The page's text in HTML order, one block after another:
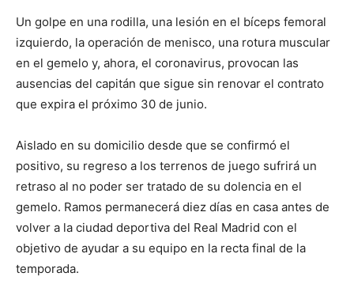
Un golpe en una rodilla, una lesión en el bíceps femoral
izquierdo, la operación de menisco, una rotura muscular
en el gemelo y, ahora, el coronavirus, provocan las
ausencias del capitán que sigue sin renovar el contrato
que expira el próximo 30 de junio.
Aislado en su domicilio desde que se confirmó el
positivo, su regreso a los terrenos de juego sufrirá un
retraso al no poder ser tratado de su dolencia en el
gemelo. Ramos permanecerá diez días en casa antes de
volver a la ciudad deportiva del Real Madrid con el
objetivo de ayudar a su equipo en la recta final de la
temporada.